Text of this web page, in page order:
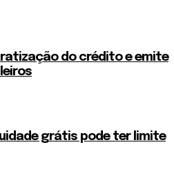
do crédito e emite
grátis pode ter limite